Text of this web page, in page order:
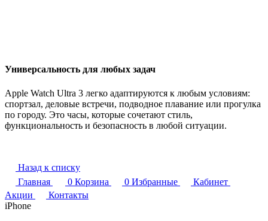
Универсальность для любых задач
Apple Watch Ultra 3 легко адаптируются к любым условиям:
спортзал, деловые встречи, подводное плавание или прогулка
по городу. Это часы, которые сочетают стиль,
функциональность и безопасность в любой ситуации.
Назад к списку
Главная
0 Корзина 0 Избранные
Кабинет
Акции
Контакты
iPhone